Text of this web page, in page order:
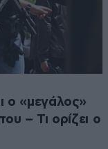
ο «μεγάλος»
– Τι ορίζει ο